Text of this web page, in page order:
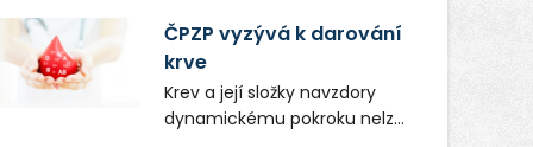
Návštěvníci se mohou těšit
nejen na oblíbené stálice, ale
také na řadu novinek, které v
Ostravě běžně nepotkají.
undergroundové a
alternativní hudby. Uskuteční
se zde totiž první ročník
festivalu PERIFERIE Ostrava.
Brány areálu se otevřou
ČPZP vyzývá k darování
krve
Krev a její složky navzdory
dynamickému pokroku nelze